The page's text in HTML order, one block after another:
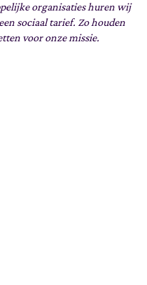
organisaties huren wij
sociaal tarief. Zo houden
voor onze missie.